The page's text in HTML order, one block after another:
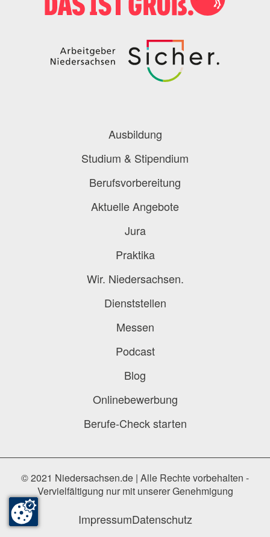
Podcast
Berufe-Check
Ausbildung
Studium & Stipendium
Berufsvorbereitung
Aktuelle Angebote
Jura
Praktika
Wir. Niedersachsen.
Dienststellen
Messen
Podcast
Blog
Onlinebewerbung
Berufe-Check starten
© 2021 Niedersachsen.de | Alle Rechte vorbehalten -
Vervielfältigung nur mit unserer Genehmigung
ImpressumDatenschutz